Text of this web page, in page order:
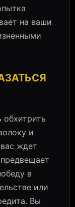
на ваши
обхитрить
и
ждет
в
или
Вы